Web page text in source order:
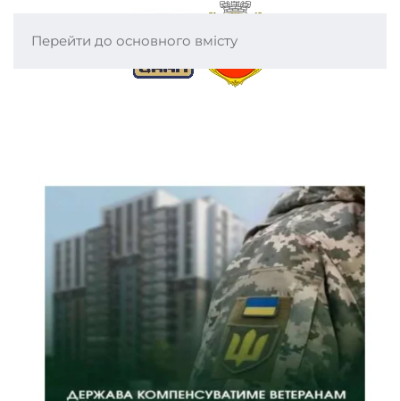
Перейти до основного вмісту